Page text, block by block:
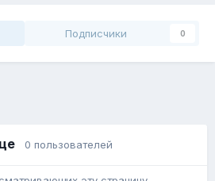
Подписчики 0
0 пользователей